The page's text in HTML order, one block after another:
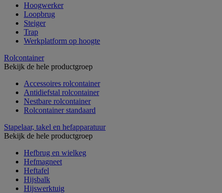
Hoogwerker
Loopbrug
Steiger
Trap
Werkplatform op hoogte
Rolcontainer
Bekijk de hele productgroep
Accessoires rolcontainer
Antidiefstal rolcontainer
Nestbare rolcontainer
Rolcontainer standaard
Stapelaar, takel en hefapparatuur
Bekijk de hele productgroep
Hefbrug en wielkeg
Hefmagneet
Heftafel
Hijsbalk
Hijswerktuig